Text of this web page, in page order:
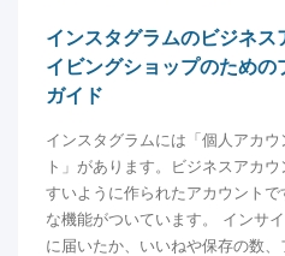
インスタグラムのビジネ
イビングショップのため
ガイド
インスタグラムには「個人アカ
ト」があります。ビジネスアカ
すいように作られたアカウント
な機能がついています。 インサ
に届いたか、いいねや保存の数